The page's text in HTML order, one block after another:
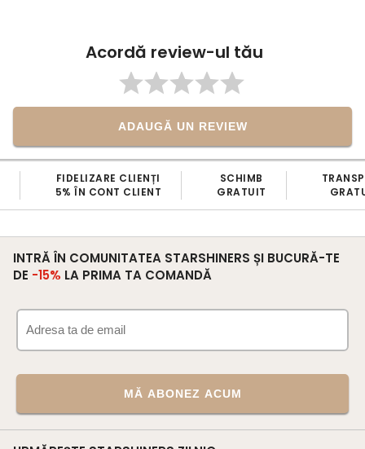
Acordă review-ul tău
ADAUGĂ UN REVIEW
FIDELIZARE CLIENȚI
5% ÎN CONT CLIENT
SCHIMB
GRATUIT
INTRĂ ÎN COMUNITATEA STARSHINERS ȘI BUCURĂ-TE
DE -15% LA PRIMA TA COMANDĂ
MĂ ABONEZ ACUM